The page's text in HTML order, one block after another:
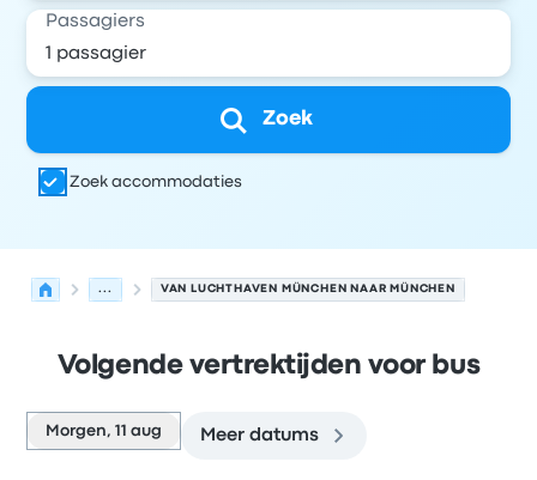
Passagiers
Zoek
Zoek accommodaties
... VAN LUCHTHAVEN MÜNCHEN NAAR MÜNCHEN
Volgende vertrektijden voor bus
Morgen, 11 aug Meer datums